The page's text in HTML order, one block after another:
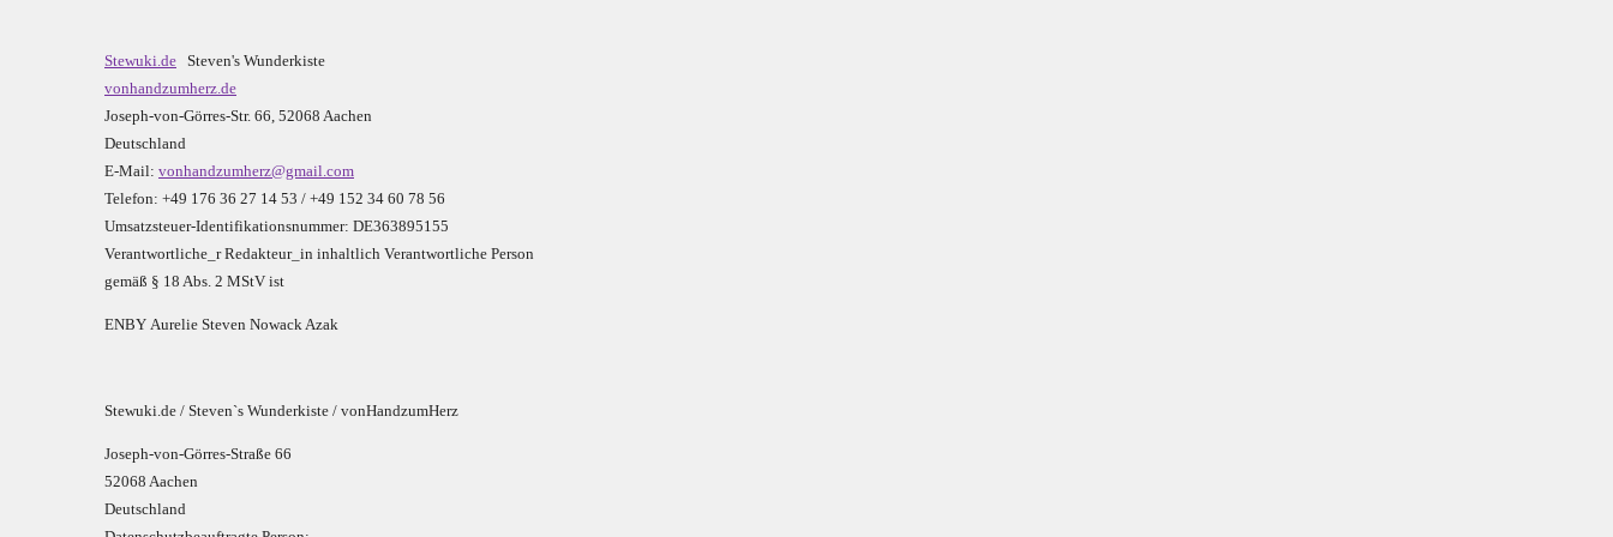
Stewuki.de Steven's Wunderkiste
vonhandzumherz.de
Joseph-von-Görres-Str. 66, 52068 Aachen
Deutschland
E-Mail: vonhandzumherz@gmail.com
Telefon: +49 176 36 27 14 53 / +49 152 34 60 78 56
Umsatzsteuer-Identifikationsnummer: DE363895155
Verantwortliche_r Redakteur_in inhaltlich Verantwortliche Person
gemäß § 18 Abs. 2 MStV ist
ENBY Aurelie Steven Nowack Azak
Stewuki.de / Steven`s Wunderkiste / vonHandzumHerz
Joseph-von-Görres-Straße 66
52068 Aachen
Deutschland